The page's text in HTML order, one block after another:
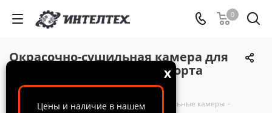
Цены и наличие в нашем
x
0
Окрасочно-сушильная камера для
окраски грузового транспорта
GUANGLI GL10
ООО "ИнтелТех" - Каталог Окрасочно-сушильные камеры -